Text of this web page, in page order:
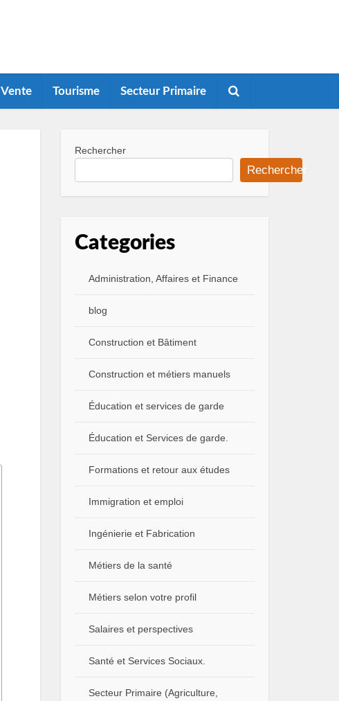
Vente Tourisme Secteur Primaire
Rechercher
Rechercher
Categories
Administration, Affaires et Finance
blog
Construction et Bâtiment
Construction et métiers manuels
Éducation et services de garde
Éducation et Services de garde.
Formations et retour aux études
Immigration et emploi
Ingénierie et Fabrication
Métiers de la santé
Métiers selon votre profil
Salaires et perspectives
Santé et Services Sociaux.
Secteur Primaire (Agriculture,